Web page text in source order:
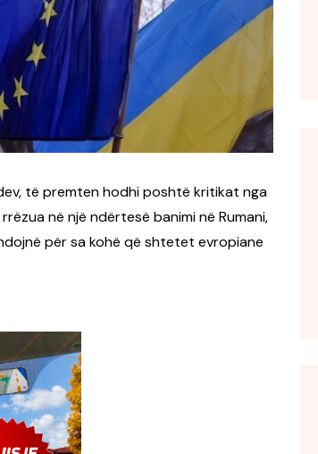
RECETA E DITES
RELAKS
RETRO JAVORE
të premten hodhi poshtë kritikat nga
në një ndërtesë banimi në Rumani,
për sa kohë që shtetet evropiane